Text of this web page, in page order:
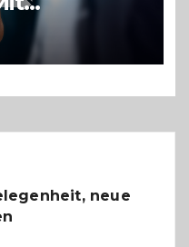
Erfolg
neue